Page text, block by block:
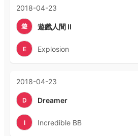
2018-04-23
遊 遊戲人間 II
E Explosion
2018-04-23
D Dreamer
I Incredible BB